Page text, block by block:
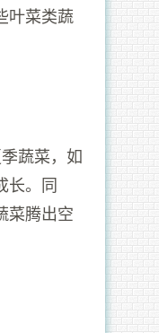
叶菜类蔬
蔬菜，如
长。同
菜腾出空